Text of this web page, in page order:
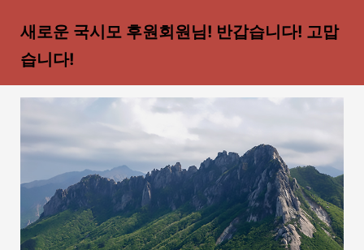
새로운 국시모 후원회원님! 반갑습니다! 고맙
습니다!